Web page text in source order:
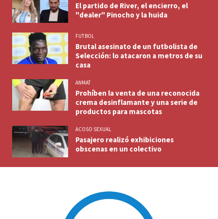
El partido de River, el encierro, el
"dealer" Pinocho y la huida
FUTBOL
Brutal asesinato de un futbolista de
Selección: lo atacaron a metros de su
casa
ANMAT
Prohíben la venta de una reconocida
crema desinflamante y una serie de
productos para mascotas
ACOSO SEXUAL
Pasajero realizó exhibiciones
obscenas en un colectivo